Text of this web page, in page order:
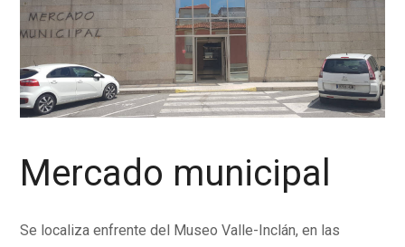
Mercado municipal
Se localiza enfrente del Museo Valle-Inclán, en las